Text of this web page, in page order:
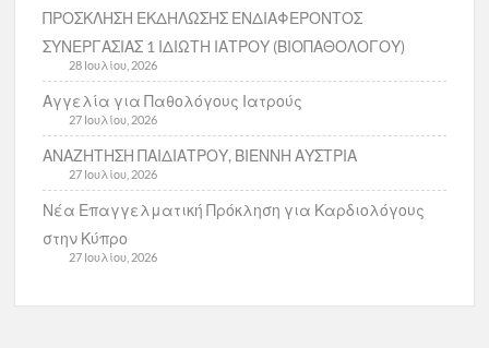
ΠΡΟΣΚΛΗΣΗ ΕΚΔΗΛΩΣΗΣ ΕΝΔΙΑΦΕΡΟΝΤΟΣ
ΣΥΝΕΡΓΑΣΙΑΣ 1 ΙΔΙΩΤΗ ΙΑΤΡΟΥ (ΒΙΟΠΑΘΟΛΟΓΟΥ)
28 Ιουλίου, 2026
Αγγελία για Παθολόγους Ιατρούς
27 Ιουλίου, 2026
ΑΝΑΖΗΤΗΣΗ ΠΑΙΔΙΑΤΡΟΥ, ΒΙΕΝΝΗ ΑΥΣΤΡΙΑ
27 Ιουλίου, 2026
Νέα Επαγγελματική Πρόκληση για Καρδιολόγους
στην Κύπρο
27 Ιουλίου, 2026